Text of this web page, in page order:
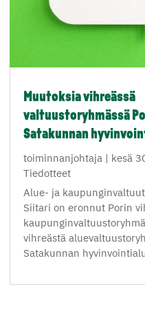
Muutoksia vihreässä
valtuustoryhmässä
Satakunnan
toiminnanjohtaja | kesä
Tiedotteet
Alue- ja
Siitari on eronnut Porin
vihreästä
Satakunnan